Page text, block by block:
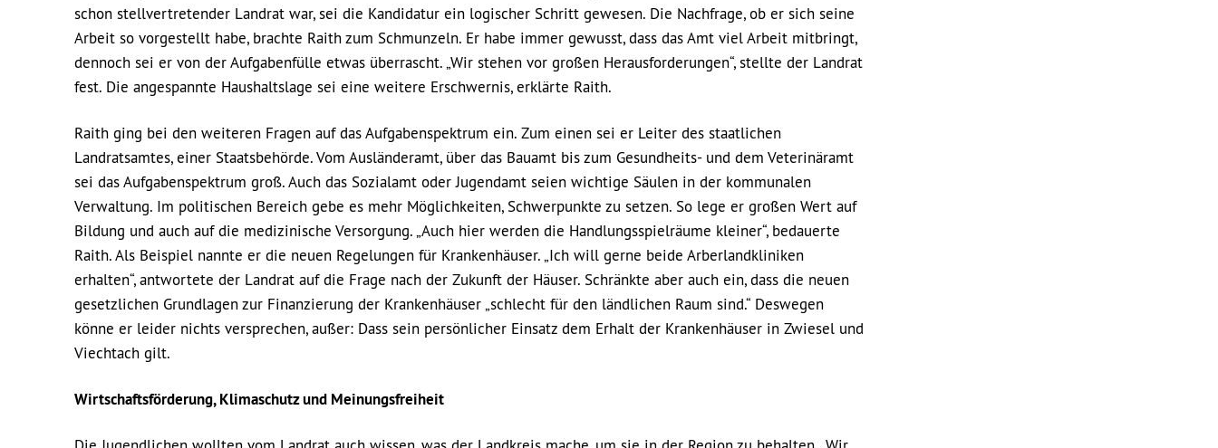
schon stellvertretender Landrat war, sei die Kandidatur ein logischer Schritt gewesen. Die Nachfrage, ob er sich seine
Arbeit so vorgestellt habe, brachte Raith zum Schmunzeln. Er habe immer gewusst, dass das Amt viel Arbeit mitbringt,
dennoch sei er von der Aufgabenfülle etwas überrascht. „Wir stehen vor großen Herausforderungen“, stellte der Landrat
fest. Die angespannte Haushaltslage sei eine weitere Erschwernis, erklärte Raith.
Raith ging bei den weiteren Fragen auf das Aufgabenspektrum ein. Zum einen sei er Leiter des staatlichen
Landratsamtes, einer Staatsbehörde. Vom Ausländeramt, über das Bauamt bis zum Gesundheits- und dem Veterinäramt
sei das Aufgabenspektrum groß. Auch das Sozialamt oder Jugendamt seien wichtige Säulen in der kommunalen
Verwaltung. Im politischen Bereich gebe es mehr Möglichkeiten, Schwerpunkte zu setzen. So lege er großen Wert auf
Bildung und auch auf die medizinische Versorgung. „Auch hier werden die Handlungsspielräume kleiner“, bedauerte
Raith. Als Beispiel nannte er die neuen Regelungen für Krankenhäuser. „Ich will gerne beide Arberlandkliniken
erhalten“, antwortete der Landrat auf die Frage nach der Zukunft der Häuser. Schränkte aber auch ein, dass die neuen
gesetzlichen Grundlagen zur Finanzierung der Krankenhäuser „schlecht für den ländlichen Raum sind.“ Deswegen
könne er leider nichts versprechen, außer: Dass sein persönlicher Einsatz dem Erhalt der Krankenhäuser in Zwiesel und
Viechtach gilt.
Wirtschaftsförderung, Klimaschutz und Meinungsfreiheit